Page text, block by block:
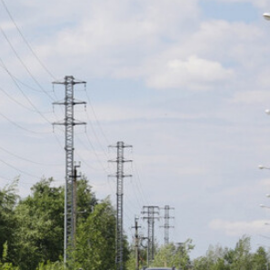
АНТИТЕРРОР
НОВОСТИ
ОФИЦИАЛЬНО
82,17 94,84